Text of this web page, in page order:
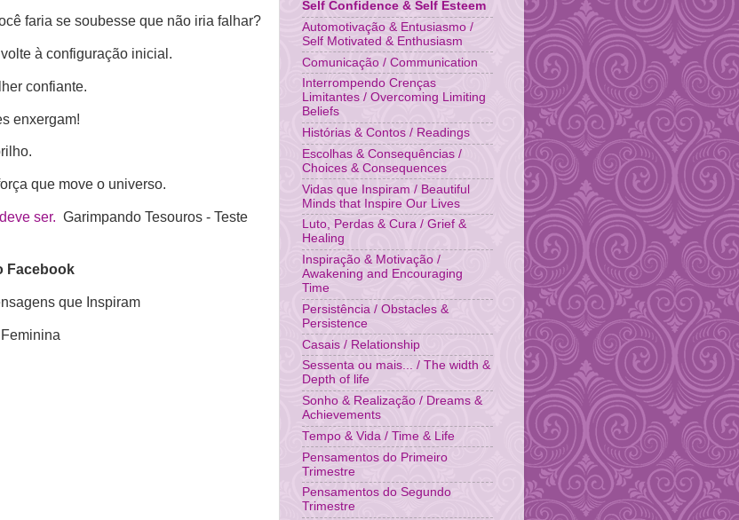
faria se soubesse que não iria falhar?
à configuração inicial.
confiante.
enxergam!
que move o universo.
ser. Garimpando Tesouros - Teste
Facebook
que Inspiram
Self Confidence & Self Esteem
Automotivação & Entusiasmo /
Self Motivated & Enthusiasm
Comunicação / Communication
Interrompendo Crenças
Limitantes / Overcoming Limiting
Beliefs
Histórias & Contos / Readings
Escolhas & Consequências /
Choices & Consequences
Vidas que Inspiram / Beautiful
Minds that Inspire Our Lives
Luto, Perdas & Cura / Grief &
Healing
Inspiração & Motivação /
Awakening and Encouraging
Time
Persistência / Obstacles &
Persistence
Casais / Relationship
Sessenta ou mais... / The width &
Depth of life
Sonho & Realização / Dreams &
Achievements
Tempo & Vida / Time & Life
Pensamentos do Primeiro
Trimestre
Pensamentos do Segundo
Trimestre